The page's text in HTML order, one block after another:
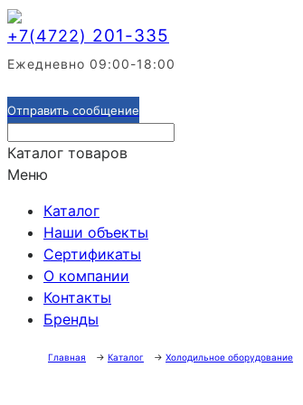
+7(4722) 201-335
Ежедневно 09:00-18:00
Отправить сообщение
Каталог товаров
Меню
Каталог
Наши объекты
Сертификаты
О компании
Контакты
Бренды
Главная → Каталог → Холодильное оборудование